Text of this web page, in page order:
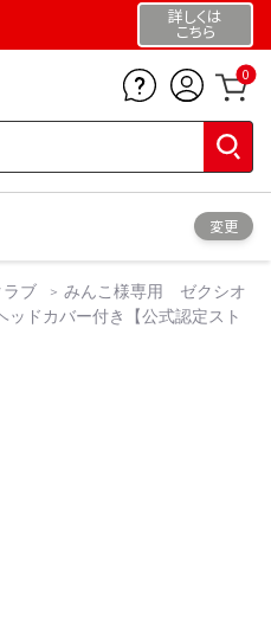
詳しくは
こちら
0
変更
ラブ
みんこ様専用 ゼクシオ
ドカバー付き【公式認定スト